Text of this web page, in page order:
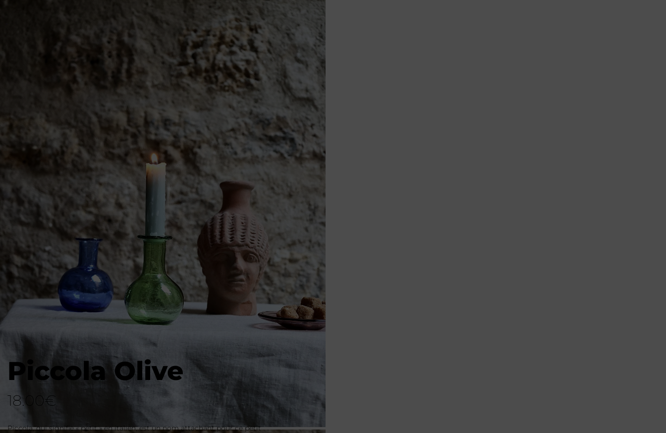
Piccola Olive
18.00€
Piccola, qui signifie « petit » en italien, est un nom attachant pour ce petit